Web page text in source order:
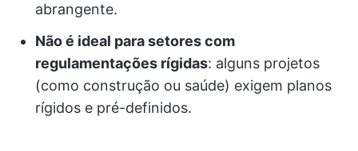
abrangente.
Não é ideal para setores com
regulamentações rígidas: alguns projetos
(como construção ou saúde) exigem planos
rígidos e pré-definidos.